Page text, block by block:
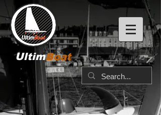
UltimBoat